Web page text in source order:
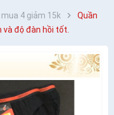
4 giảm 15k
Quần
và độ đàn hồi tốt.